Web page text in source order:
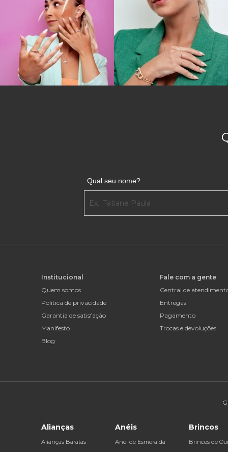
chamativa para ocasiões especiais.
BRINCO DE ESMERALDA PARA
Além disso, o brinco de esmeralda também pode
medicina, enfermagem, fisioterapia, veterinária,
como ressaltamos no início deste post.
Independente do modelo escolhido do Brinco de
parte da inspiração dos designers de joias de todo
Se você deseja surpreender uma mulher especial,
faz questão de trazer opções maravilhosas para
Qual seu nome?
Institucional
Quem somos
Política de privacidade
Garantia de satisfação
Manifesto
Blog
Fale com a gente
Central de
Entregas
Pagamento
Trocas e devoluções
Alianças
Alianças Baratas
Anéis
Anel de Esmeralda
Brincos
Brincos de